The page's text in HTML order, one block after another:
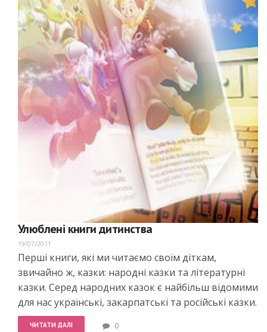
Улюблені книги дитинства
19/07/2011
Перші книги, які ми читаємо своїм діткам,
звичайно ж, казки: народні казки та літературні
казки. Серед народних казок є найбільш відомими
для нас українські, закарпатські та російські казки.
ЧИТАТИ ДАЛІ 0